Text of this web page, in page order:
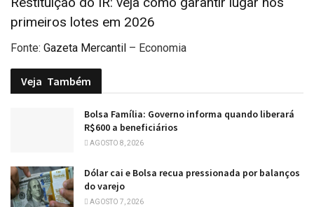
primeiros lotes em 2026
Fonte: Gazeta Mercantil – Economia
Veja Também
Bolsa Família: Governo informa quando liberará
R$600 a beneficiários
AGOSTO 8, 2026
Dólar cai e Bolsa recua pressionada por balanços
do varejo
AGOSTO 7, 2026